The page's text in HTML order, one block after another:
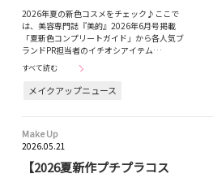
2026年夏の新色コスメをチェック♪ここで
は、美容専門誌『美的』2026年6月号掲載
「夏新色コンプリートガイド」から各人気ブ
ランドPR担当者のイチオシアイテム…
すべて読む
メイクアップニュース
Make Up
2026.05.21
【2026夏新作プチプラコス